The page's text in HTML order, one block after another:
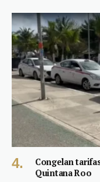
Congelan
Quintana Roo